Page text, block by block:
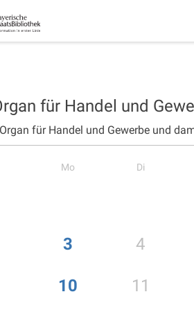
für Handel und
für Handel und Gewerbe und
Mo Di
3 4
10 11